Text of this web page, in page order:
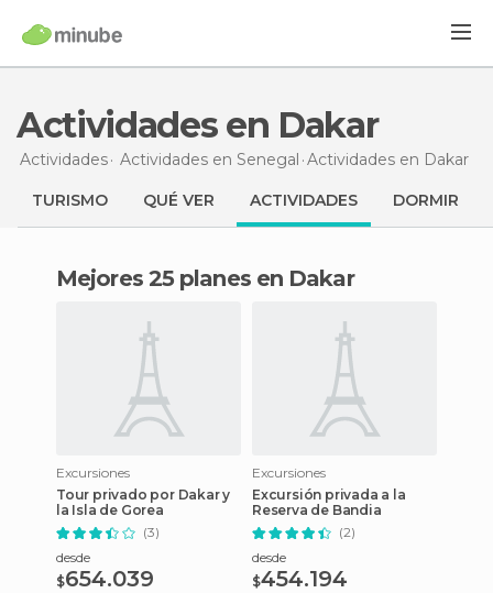
Actividades en Dakar
Actividades Actividades en Senegal Actividades en Dakar
TURISMO QUÉ VER ACTIVIDADES DORMIR
Mejores 25 planes en Dakar
Excursiones
Tour privado por Dakar y
la Isla de Gorea
(3)
desde
$654.039
Excursiones
Excursión privada a la
Reserva de Bandia
(2)
desde
$454.194